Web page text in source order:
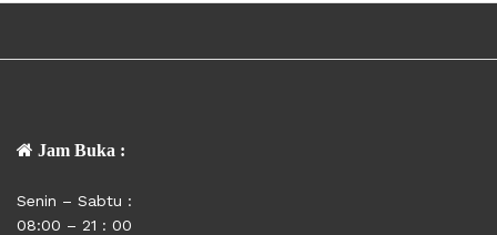
Jam Buka :
Senin – Sabtu :
08:00 – 21 : 00